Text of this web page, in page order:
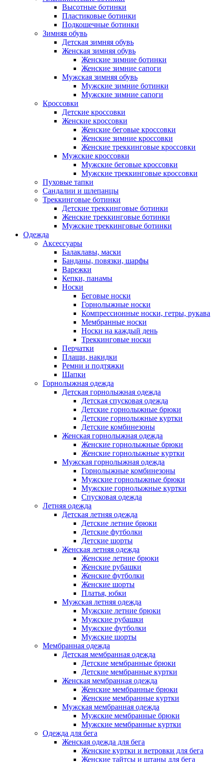
Высотные ботинки
Пластиковые ботинки
Подкошечные ботинки
Зимняя обувь
Детская зимняя обувь
Женская зимняя обувь
Женские зимние ботинки
Женские зимние сапоги
Мужская зимняя обувь
Мужские зимние ботинки
Мужские зимние сапоги
Кроссовки
Детские кроссовки
Женские кроссовки
Женские беговые кроссовки
Женские зимние кроссовки
Женские треккинговые кроссовки
Мужские кроссовки
Мужские беговые кроссовки
Мужские треккинговые кроссовки
Пуховые тапки
Сандалии и шлепанцы
Треккинговые ботинки
Детские треккинговые ботинки
Женские треккинговые ботинки
Мужские треккинговые ботинки
Одежда
Аксессуары
Балаклавы, маски
Банданы, повязки, шарфы
Варежки
Кепки, панамы
Носки
Беговые носки
Горнолыжные носки
Компрессионные носки, гетры, рукава
Мембранные носки
Носки на каждый день
Треккинговые носки
Перчатки
Плащи, накидки
Ремни и подтяжки
Шапки
Горнолыжная одежда
Детская горнолыжная одежда
Детская спусковая одежда
Детские горнолыжные брюки
Детские горнолыжные куртки
Детские комбинезоны
Женская горнолыжная одежда
Женские горнолыжные брюки
Женские горнолыжные куртки
Мужская горнолыжная одежда
Горнолыжные комбинезоны
Мужские горнолыжные брюки
Мужские горнолыжные куртки
Спусковая одежда
Летняя одежда
Детская летняя одежда
Детские летние брюки
Детские футболки
Детские шорты
Женская летняя одежда
Женские летние брюки
Женские рубашки
Женские футболки
Женские шорты
Платья, юбки
Мужская летняя одежда
Мужские летние брюки
Мужские рубашки
Мужские футболки
Мужские шорты
Мембранная одежда
Детская мембранная одежда
Детские мембранные брюки
Детские мембранные куртки
Женская мембранная одежда
Женские мембранные брюки
Женские мембранные куртки
Мужская мембранная одежда
Мужские мембранные брюки
Мужские мембранные куртки
Одежда для бега
Женская одежда для бега
Женские куртки и ветровки для бега
Женские тайтсы и штаны для бега